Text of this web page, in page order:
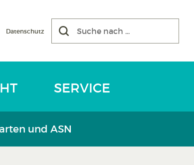
Datenschutz
und ASN
SERVICE